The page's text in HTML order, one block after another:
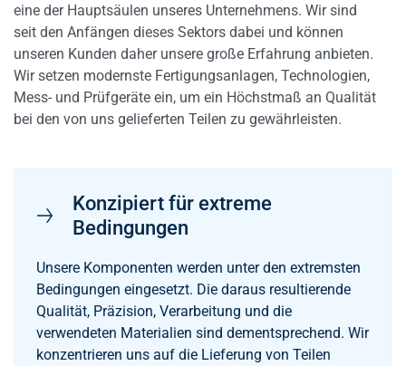
eine der Hauptsäulen unseres Unternehmens. Wir sind
seit den Anfängen dieses Sektors dabei und können
unseren Kunden daher unsere große Erfahrung anbieten.
Wir setzen modernste Fertigungsanlagen, Technologien,
Mess- und Prüfgeräte ein, um ein Höchstmaß an Qualität
bei den von uns gelieferten Teilen zu gewährleisten.
Konzipiert für extreme
Bedingungen
Unsere Komponenten werden unter den extremsten
Bedingungen eingesetzt. Die daraus resultierende
Qualität, Präzision, Verarbeitung und die
verwendeten Materialien sind dementsprechend. Wir
konzentrieren uns auf die Lieferung von Teilen